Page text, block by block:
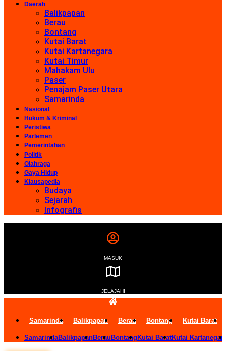
Daerah
Balikpapan
Berau
Bontang
Kutai Barat
Kutai Kartanegara
Kutai Timur
Mahakam Ulu
Paser
Penajam Paser Utara
Samarinda
Nasional
Hukum & Kriminal
Peristiwa
Parlemen
Pemerintahan
Politik
Olahraga
Gaya Hidup
Klausapedia
Budaya
Sejarah
Infografis
MASUK
JELAJAHI
Samarinda Balikpapan Berau Bontang Kutai Barat
SamarindaBalikpapanBerau Bontang Kutai BaratKutai